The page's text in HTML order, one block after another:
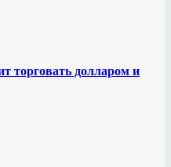
торговать долларом и